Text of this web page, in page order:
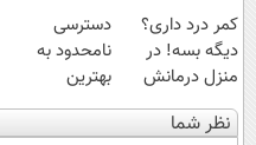
کمر درد داری؟
دیگه بسه! در
منزل درمانش
کن
(◀پرسش‌نامه)
دسترسی
نامحدود به
بهترین
آموزش‌ها تا روز
کنکور
نظر شما